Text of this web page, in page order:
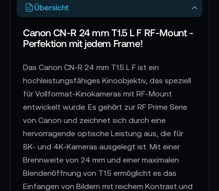
Übersicht
Canon CN-R 24 mm T1.5 L F RF-Mount -
Perfektion mit jedem Frame!
Das Canon CN-R 24 mm T1.5 L F ist ein
hochleistungsfähiges Kinoobjektiv, das speziell
für Vollformat-Kinokameras mit RF-Mount
entwickelt wurde. Es gehört zur RF Prime Serie
von Canon und zeichnet sich durch eine
hervorragende optische Leistung aus, die für
8K- und 4K-Kameras ausgelegt ist. Mit einer
Brennweite von 24 mm und einer maximalen
Blendenöffnung von T1.5 ermöglicht es das
Einfangen von Bildern mit reichem Kontrast und